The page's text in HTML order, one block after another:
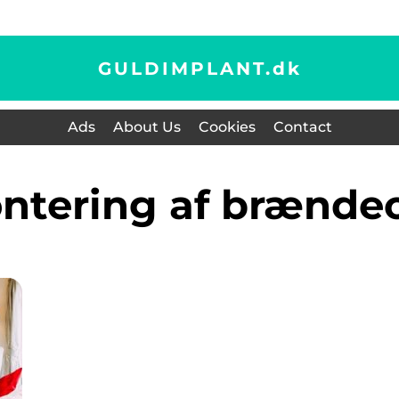
GULDIMPLANT.dk
Ads About Us Cookies Contact
af